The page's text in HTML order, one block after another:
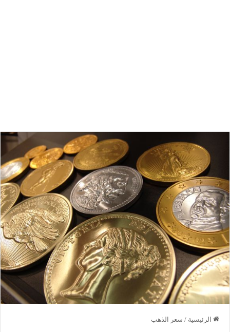
الرئيسية / سعر الذهب